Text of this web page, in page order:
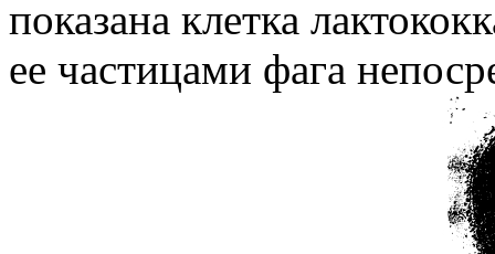
показана клетка
ее частицами фага